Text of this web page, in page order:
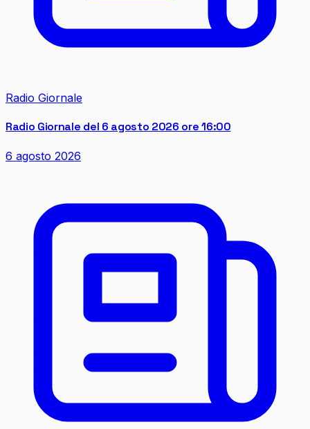
Radio Giornale
Radio Giornale del 6 agosto 2026 ore 16:00
6 agosto 2026